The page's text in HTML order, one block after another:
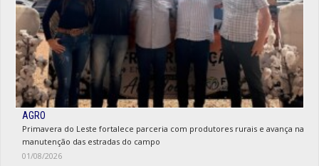
AGRO
Primavera do Leste fortalece parceria com produtores rurais e avança na
manutenção das estradas do campo
01/08/2026